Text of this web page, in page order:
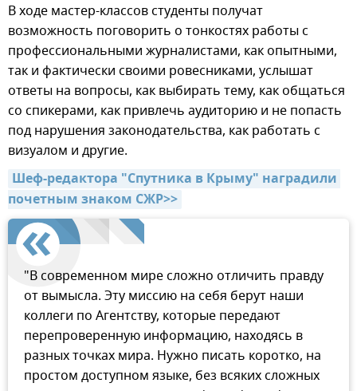
В ходе мастер-классов студенты получат
возможность поговорить о тонкостях работы с
профессиональными журналистами, как опытными,
так и фактически своими ровесниками, услышат
ответы на вопросы, как выбирать тему, как общаться
со спикерами, как привлечь аудиторию и не попасть
под нарушения законодательства, как работать с
визуалом и другие.
Шеф-редактора "Спутника в Крыму" наградили
почетным знаком СЖР>>
"В современном мире сложно отличить правду
от вымысла. Эту миссию на себя берут наши
коллеги по Агентству, которые передают
перепроверенную информацию, находясь в
разных точках мира. Нужно писать коротко, на
простом доступном языке, без всяких сложных